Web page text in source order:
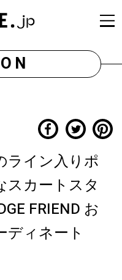
ライン入りポ
スカートスタ
FRIEND お
ディネート